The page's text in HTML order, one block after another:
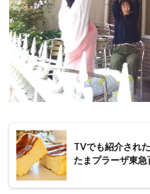
TVでも紹介され
たまプラーザ東急